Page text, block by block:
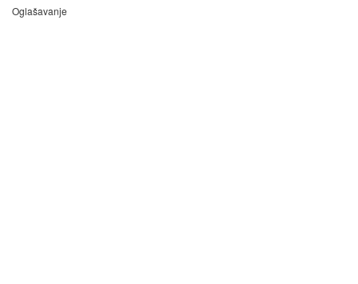
Oglašavanje